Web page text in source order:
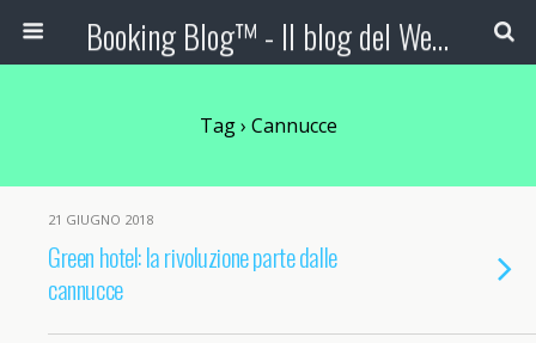
Booking Blog™ - Il blog del Web Marketing Turistico
Tag › Cannucce
21 GIUGNO 2018
Green hotel: la rivoluzione parte dalle
cannucce